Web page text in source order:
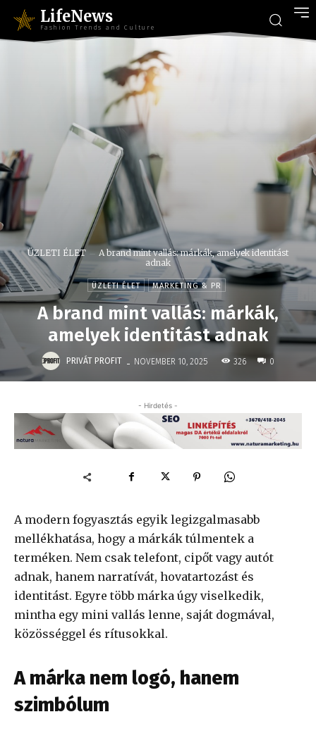
LifeNews
Fashion Trends and Culture
ÜZLETI ÉLET
A brand mint vallás: márkák, amelyek identitást
adnak
ÜZLETI ÉLET MARKETING & PR
A brand mint vallás: márkák,
amelyek identitást adnak
PRIVÁT PROFIT - NOVEMBER 10, 2025 326 0
- Hirdetés -
A modern fogyasztás egyik legizgalmasabb
mellékhatása, hogy a márkák túlmentek a
terméken. Nem csak telefont, cipőt vagy autót
adnak, hanem narratívát, hovatartozást és
identitást. Egyre több márka úgy viselkedik,
mintha egy mini vallás lenne, saját dogmával,
közösséggel és rítusokkal.
A márka nem logó, hanem
szimbólum